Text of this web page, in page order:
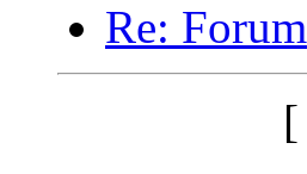
Re: Forum
[